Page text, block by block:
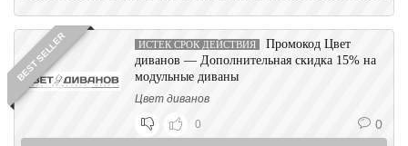
BEST SELLER ИСТЕК СРОК ДЕЙСТВИЯ
Промокод Цвет
диванов — Дополнительная скидка 15% на
модульные диваны
Цвет диванов
0
0